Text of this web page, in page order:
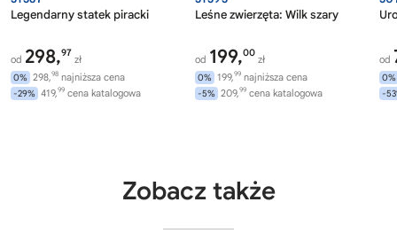
Legendarny statek piracki
od 298,97
zł
0% 298,98 najniższa cena
-29% 419,99 cena katalogowa
Leśne zwierzęta: Wilk szary
od 199,00
zł
0% 199,99 najniższa cena
-5% 209,99 cena katalogowa
od
0%
-
Zobacz także